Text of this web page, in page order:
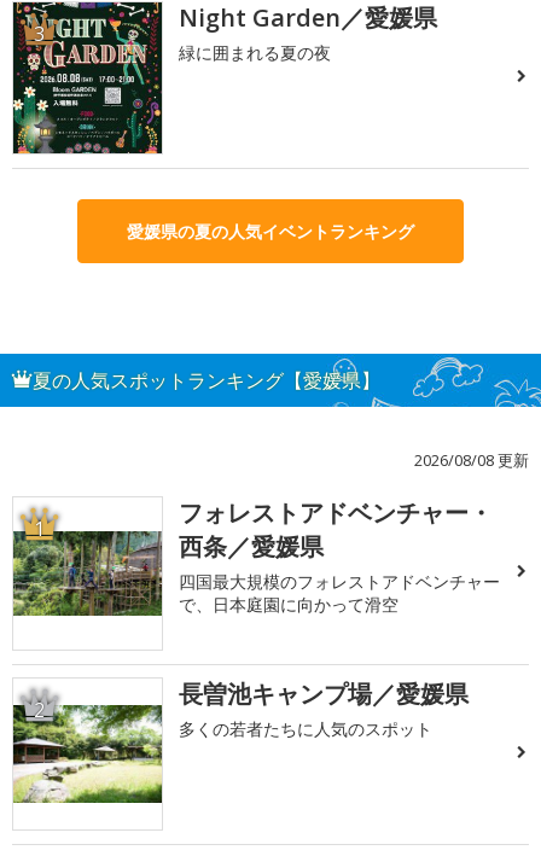
3 Night Garden／愛媛県
緑に囲まれる夏の夜
愛媛県の夏の人気イベントランキング
夏の人気スポットランキング【愛媛県】
2026/08/08 更新
1
フォレストアドベンチャー・
西条／愛媛県
四国最大規模のフォレストアドベンチャー
で、日本庭園に向かって滑空
2 長曽池キャンプ場／愛媛県
多くの若者たちに人気のスポット